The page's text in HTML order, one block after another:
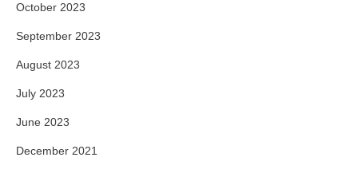
October 2023
September 2023
August 2023
July 2023
June 2023
December 2021